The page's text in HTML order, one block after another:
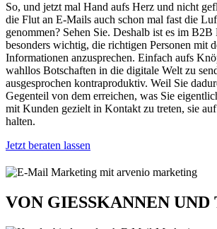
So, und jetzt mal Hand aufs Herz und nicht
die Flut an E-Mails auch schon mal fast die
genommen? Sehen Sie. Deshalb ist es im
besonders wichtig, die richtigen Personen mit
Informationen anzusprechen. Einfach aufs
wahllos Botschaften in die digitale Welt zu
ausgesprochen kontraproduktiv. Weil Sie
Gegenteil von dem erreichen, was Sie
mit Kunden gezielt in Kontakt zu treten, sie
halten.
Jetzt beraten lassen
VON GIESSKANNEN UND